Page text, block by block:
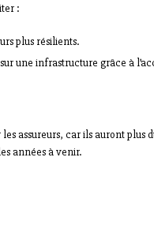
:
plus résilients.
une infrastructure grâce à
assureurs, car ils auront plus
années à venir.